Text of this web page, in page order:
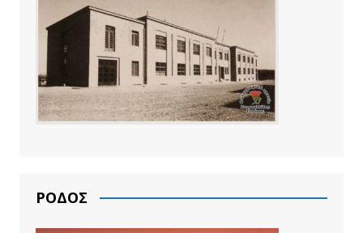
ΡΟΔΟΣ